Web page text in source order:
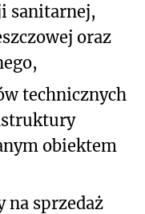
sanitarnej,
oraz
technicznych
obiektem
na sprzedaż